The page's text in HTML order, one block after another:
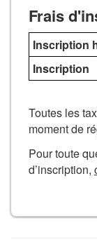
Frais
Inscription
Inscription
Toutes les
moment de
Pour toute
d’inscription,